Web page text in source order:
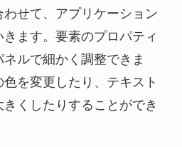
せて、アプリケーション
ます。要素のプロパティ
ルで細かく調整できま
を変更したり、テキスト
くしたりすることができ